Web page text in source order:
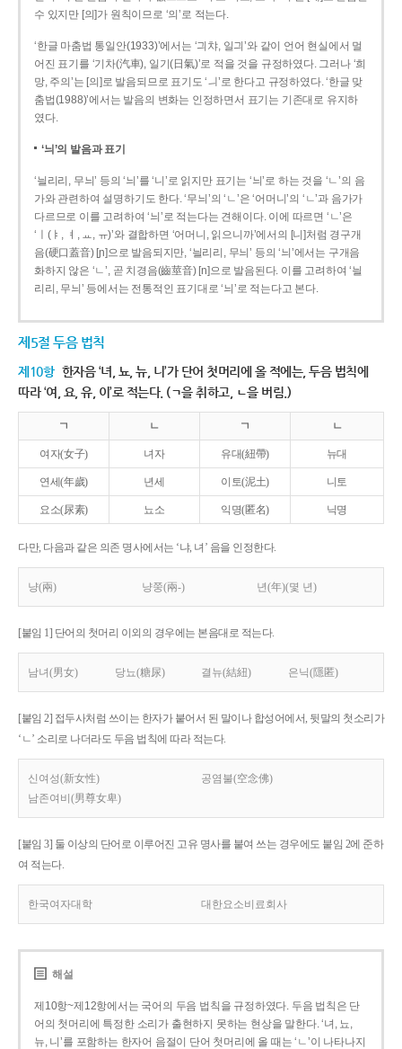
수 있지만 [의]가 원칙이므로 ‘의’로 적는다.
‘한글 마춤법 통일안(1933)’에서는 ‘긔챠, 일긔’와 같이 언어 현실에서 멀
어진 표기를 ‘기차(汽車), 일기(日氣)’로 적을 것을 규정하였다. 그러나 ‘희
망, 주의’는 [의]로 발음되므로 표기도 ‘ㅢ’로 한다고 규정하였다. ‘한글 맞
춤법(1988)’에서는 발음의 변화는 인정하면서 표기는 기존대로 유지하
였다.
‘늬’의 발음과 표기
‘늴리리, 무늬’ 등의 ‘늬’를 ‘니’로 읽지만 표기는 ‘늬’로 하는 것을 ‘ㄴ’의 음
가와 관련하여 설명하기도 한다. ‘무늬’의 ‘ㄴ’은 ‘어머니’의 ‘ㄴ’과 음가가
다르므로 이를 고려하여 ‘늬’로 적는다는 견해이다. 이에 따르면 ‘ㄴ’은
‘ㅣ(ㅑ, ㅕ, ㅛ, ㅠ)’와 결합하면 ‘어머니, 읽으니까’에서의 [니]처럼 경구개
음(硬口蓋音) [ɲ]으로 발음되지만, ‘늴리리, 무늬’ 등의 ‘늬’에서는 구개음
화하지 않은 ‘ㄴ’, 곧 치경음(齒莖音) [n]으로 발음된다. 이를 고려하여 ‘늴
리리, 무늬’ 등에서는 전통적인 표기대로 ‘늬’로 적는다고 본다.
제5절 두음 법칙
제10항 한자음 ‘녀, 뇨, 뉴, 니’가 단어 첫머리에 올 적에는, 두음 법칙에
따라 ‘여, 요, 유, 이’로 적는다. (ㄱ을 취하고, ㄴ을 버림.)
ㄱ ㄴ ㄱ ㄴ
여자(女子) 녀자 유대(紐帶) 뉴대
연세(年歲) 년세 이토(泥土) 니토
요소(尿素) 뇨소 익명(匿名) 닉명
다만, 다음과 같은 의존 명사에서는 ‘냐, 녀’ 음을 인정한다.
냥(兩) 냥쭝(兩-) 년(年)(몇 년)
[붙임 1] 단어의 첫머리 이외의 경우에는 본음대로 적는다.
남녀(男女) 당뇨(糖尿) 결뉴(結紐) 은닉(隱匿)
[붙임 2] 접두사처럼 쓰이는 한자가 붙어서 된 말이나 합성어에서, 뒷말의 첫소리가
‘ㄴ’ 소리로 나더라도 두음 법칙에 따라 적는다.
신여성(新女性)
공염불(空念佛)
남존여비(男尊女卑)
[붙임 3] 둘 이상의 단어로 이루어진 고유 명사를 붙여 쓰는 경우에도 붙임 2에 준하
여 적는다.
한국여자대학 대한요소비료회사
해설
제10항~제12항에서는 국어의 두음 법칙을 규정하였다. 두음 법칙은 단
어의 첫머리에 특정한 소리가 출현하지 못하는 현상을 말한다. ‘녀, 뇨,
뉴, 니’를 포함하는 한자어 음절이 단어 첫머리에 올 때는 ‘ㄴ’이 나타나지